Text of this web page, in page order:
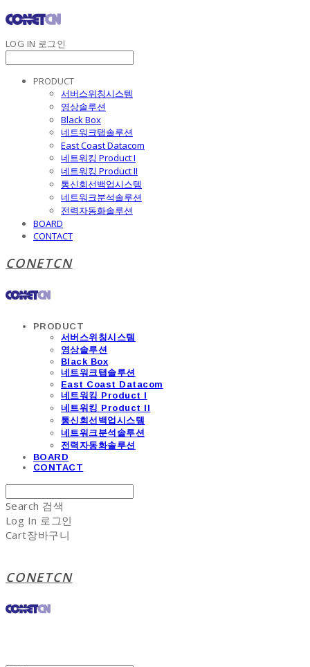
LOG IN 로그인
PRODUCT
서버스위칭시스템
영상솔루션
Black Box
네트워크탭솔루션
East Coast Datacom
네트워킹 Product I
네트워킹 Product II
통신회선백업시스템
네트워크분석솔루션
전력자동화솔루션
BOARD
CONTACT
CONETCN
PRODUCT
서버스위칭시스템
영상솔루션
Black Box
네트워크탭솔루션
East Coast Datacom
네트워킹 Product I
네트워킹 Product II
통신회선백업시스템
네트워크분석솔루션
전력자동화솔루션
BOARD
CONTACT
Search 검색
Log In 로그인
Cart장바구니
CONETCN